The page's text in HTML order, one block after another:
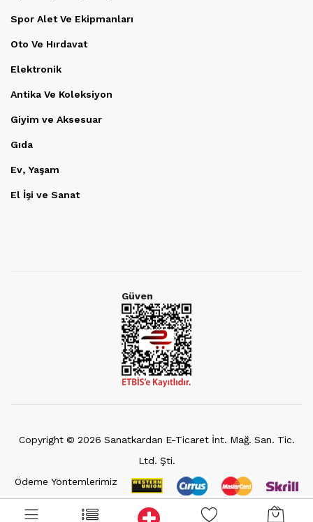
Spor Alet Ve Ekipmanları
Oto Ve Hırdavat
Elektronik
Antika Ve Koleksiyon
Giyim ve Aksesuar
Gıda
Ev, Yaşam
El İşi ve Sanat
Güven
Copyright © 2026 Sanatkardan E-Ticaret İnt. Mağ. San. Tic.
Ltd. Şti.
Ödeme Yöntemlerimiz